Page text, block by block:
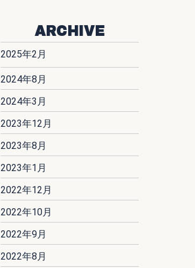
ARCHIVE
2025年2月
2024年8月
2024年3月
2023年12月
2023年8月
2023年1月
2022年12月
2022年10月
2022年9月
2022年8月